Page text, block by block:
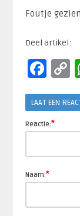
Foutje
Deel artikel:
LAAT EEN
Reactie:*
Naam:*